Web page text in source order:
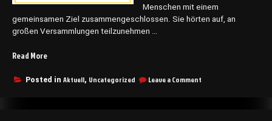
Menschen mit einem
gemeinsamen Ziel zusammengeschlossen. Sie hörten auf, an
großen Versammlungen teilzunehmen …
Read More„CORONAVIRUS
COV-
Posted in Aktuell, Uncategorized Leave a Comment